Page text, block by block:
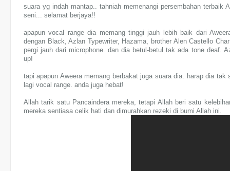
suara yg indah mantap.. tahniah memenangi persembahan
seni... selamat berjaya!!
apapun vocal range dia memang tinggi jauh lebih baik dari
dengan Black, Azlan Typewriter, Hazama, brother Alen Castello
pergi jauh dari microphone. dan dia betul-betul tak ada tone deaf.
up!
tapi apapun Aweera memang berbakat juga suara dia. harap dia
lagi vocal range. anda juga hebat!
Allah tarik satu Pancaindera mereka, tetapi Allah beri satu
mereka sentiasa celik hati dan dimurahkan rezeki di bumi Allah ini.